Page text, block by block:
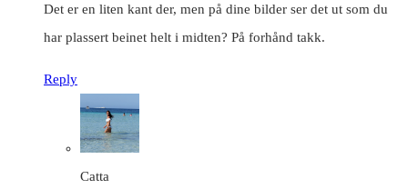
Det er en liten kant der, men på dine bilder ser det ut som du
har plassert beinet helt i midten? På forhånd takk.
Reply
Catta